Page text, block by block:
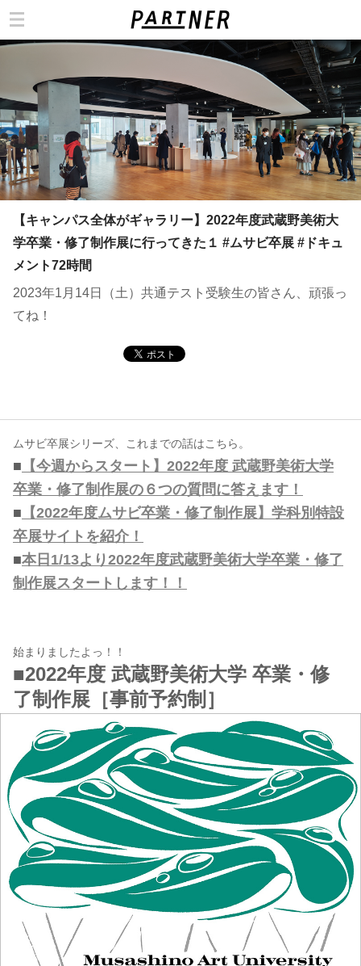
【キャンパス全体がギャラリー】2022年度武蔵野美術大
学卒業・修了制作展に行ってきた１ #ムサビ卒展 #ドキュ
メント72時間
2023年1月14日（土）共通テスト受験生の皆さん、頑張っ
てね！
ムサビ卒展シリーズ、これまでの話はこちら。
■ 【今週からスタート】2022年度 武蔵野美術大学
卒業・修了制作展の６つの質問に答えます！
■ 【2022年度ムサビ卒業・修了制作展】学科別特設
卒展サイトを紹介！
■本日1/13より2022年度武蔵野美術大学卒業・修了
制作展スタートします！！
始まりましたよっ！！
■2022年度 武蔵野美術大学 卒業・修
了制作展［事前予約制］
お問い合わせ